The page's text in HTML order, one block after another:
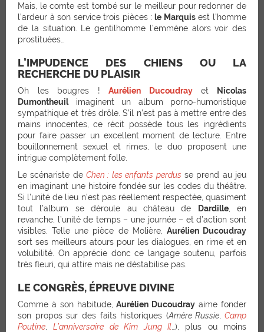
Mais, le comte est tombé sur le meilleur pour redonner de
l’ardeur à son service trois pièces : le Marquisest l’homme
de la situation. Le gentilhomme l’emmène alors voir des
prostituées…
L’IMPUDENCE DES CHIENS OU LA
RECHERCHE DU PLAISIR
Oh les bougres !Aurélien Ducoudrayet Nicolas
Dumontheuilimaginent un album porno-humoristique
sympathique et très drôle. S’il n’est pas à mettre entre des
mains innocentes, ce récit possède tous les ingrédients
pour faire passer un excellent moment de lecture. Entre
bouillonnement sexuel et rimes, le duo proposent une
intrigue complètement folle.
Le scénariste deChen : les enfants perdus se prend au jeu
en imaginant une histoire fondée sur les codes du théâtre.
Si l’unité de lieu n’est pas réellement respectée, quasiment
tout l’album se déroule au château de
Dardille, en
revanche, l’unité de temps – une journée – et d’action sont
visibles. Telle une pièce de Molière, Aurélien Ducoudray
sort ses meilleurs atours pour les dialogues, en rime et en
volubilité. On apprécie donc ce langage soutenu, parfois
très fleuri, qui attire mais ne déstabilise pas.
LE CONGRÈS, ÉPREUVE DIVINE
Comme à son habitude,Aurélien Ducoudray aime fonder
son propos sur des faits historiques (Amère Russie Camp
Poutine ,L’anniversaire de Kim Jung Il…), plus ou moins